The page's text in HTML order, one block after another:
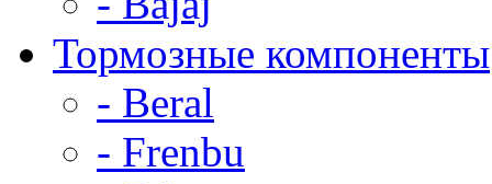
Тормозные компоненты
- Beral
- Frenbu